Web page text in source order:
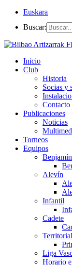
Euskara
Buscar:
Inicio
Club
Historia
Socias y
Contacto
Publicaciones
Noticias
Torneos
Equipos
Benjamín
Alevín
Infantil
Cadete
Territorial
Liga
Horario